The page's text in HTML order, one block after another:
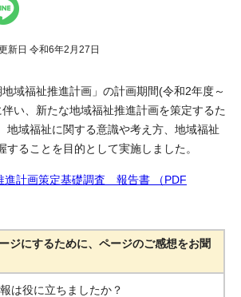
新日 令和6年2月27日
域福祉推進計画」の計画期間(令和2年度～
い、新たな地域福祉推進計画を策定するた
地域福祉に関する意識や考え方、地域福祉
することを目的として実施しました。
進計画策定基礎調査 報告書 （PDF
ジにするために、ページのご感想をお聞
は役に立ちましたか？